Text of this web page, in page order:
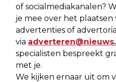
of socialmediakanalen?
je mee over het plaatsen
advertenties of
via
specialisten bespreekt
met je.
We kijken ernaar uit om